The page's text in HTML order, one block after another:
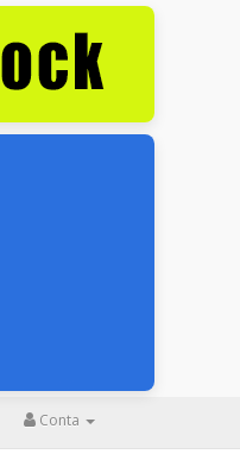
Conta